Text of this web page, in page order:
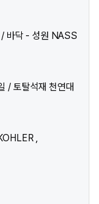
바닥 - 성원 NASS
/ 토탈석재 천연대
,